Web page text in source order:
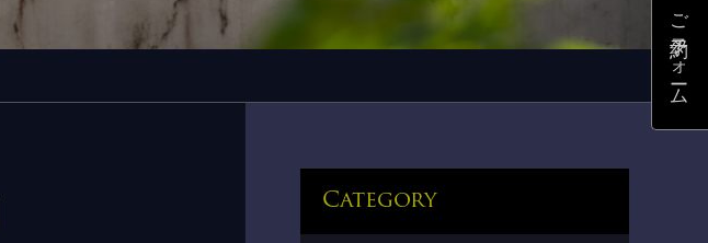
Category
ご予約フォーム